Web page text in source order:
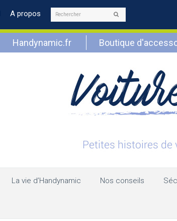
A propos Rechercher
Handynamic.fr Boutique
La vie d’Handynamic Nos conseils